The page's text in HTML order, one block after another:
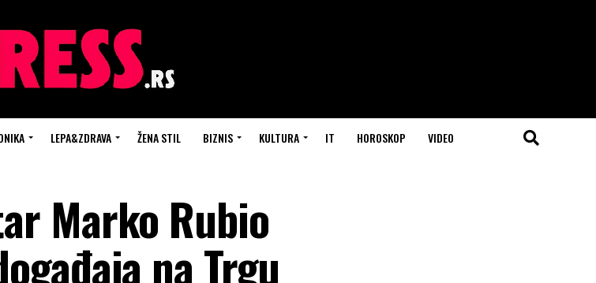
LEPA&ZDRAVA ŽENA STIL BIZNIS KULTURA IT HOROSKOP VIDEO
Marko Rubio
na Trgu